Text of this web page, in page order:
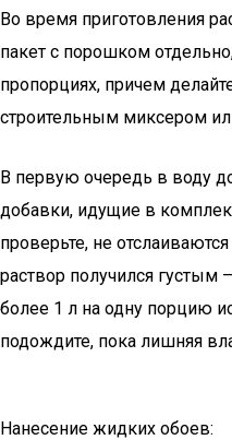
Во время приготовления
пакет с порошком
пропорциях, причем
строительным миксером
В первую очередь в воду
добавки, идущие в
проверьте, не
раствор получился густым
более 1 л на одну порцию
подождите, пока лишняя
Нанесение жидких обоев: